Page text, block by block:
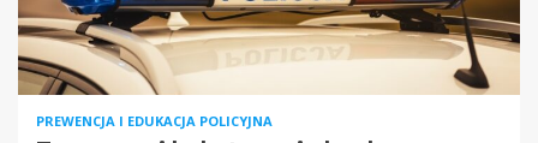
PREWENCJA I EDUKACJA POLICYJNA